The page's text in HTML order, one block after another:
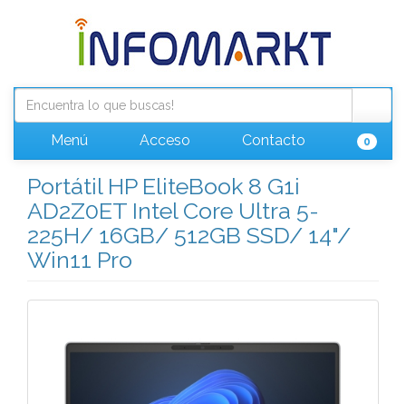
Menú Acceso Contacto 0
Portátil HP EliteBook 8 G1i
AD2Z0ET Intel Core Ultra 5-
225H/ 16GB/ 512GB SSD/ 14"/
Win11 Pro